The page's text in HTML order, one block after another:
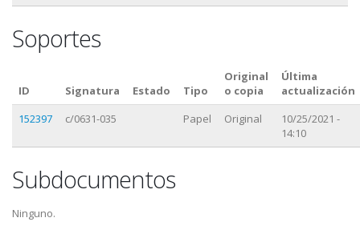
Soportes
ID Signatura Estado Tipo
Original
o copia
Última
actualización
152397
c/0631-035 Papel Original
10/25/2021 -
14:10
Subdocumentos
Ninguno.